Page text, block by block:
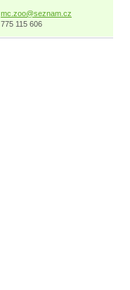
mc.zoo@seznam.cz
775 115 606